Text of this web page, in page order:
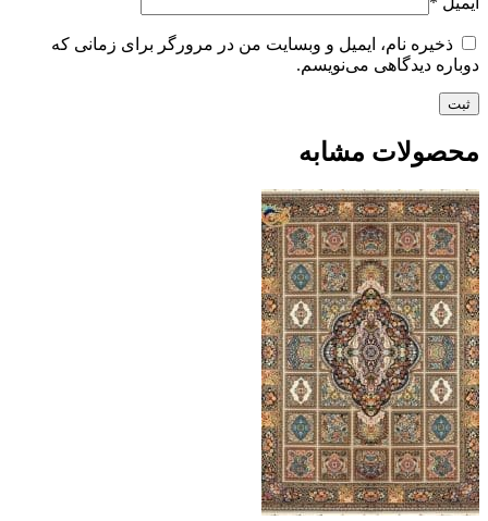
ذخیره نام، ایمیل و وبسایت من در مرورگر برای زمانی که
دوباره دیدگاهی می‌نویسم.
محصولات مشابه